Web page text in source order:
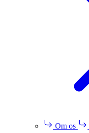
Om os